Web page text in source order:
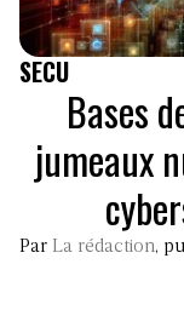
SECU
Bases
jumeaux
Par La rédaction,